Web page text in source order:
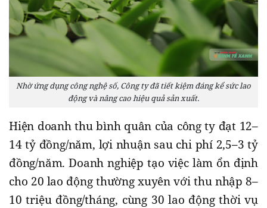
Nhờ ứng dụng công nghệ số, Công ty đã tiết kiệm đáng kể sức lao
động và nâng cao hiệu quả sản xuất.
Hiện doanh thu bình quân của công ty đạt 12–
14 tỷ đồng/năm, lợi nhuận sau chi phí 2,5–3 tỷ
đồng/năm. Doanh nghiệp tạo việc làm ổn định
cho 20 lao động thường xuyên với thu nhập 8–
10 triệu đồng/tháng, cùng 30 lao động thời vụ